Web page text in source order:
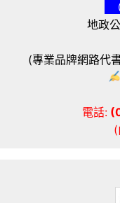
地政
(專業品牌網路代
電話: